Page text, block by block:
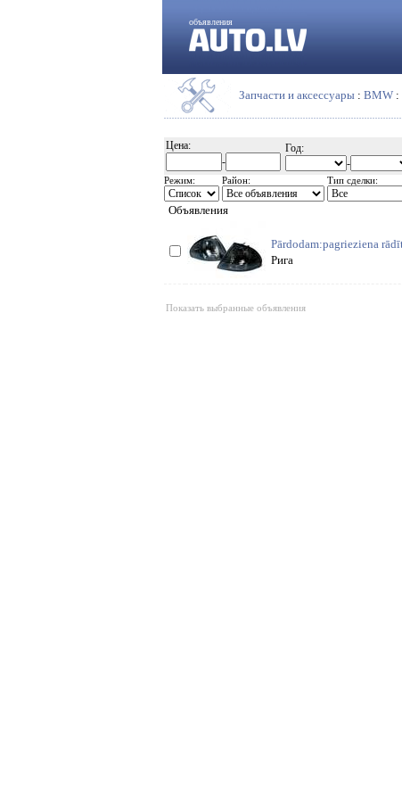
объявления
Запчасти и аксессуары : BMW :
Цена:
-
Год:
-
Режим: Район: Тип сделки:
Объявления
Pārdodam:pagrieziena
Рига
Показать выбранные объявления